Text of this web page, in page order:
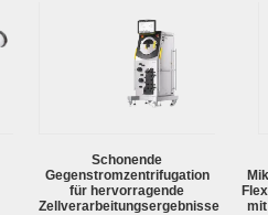
Schonende
Gegenstromzentrifugation
für hervorragende
Zellverarbeitungsergebnisse